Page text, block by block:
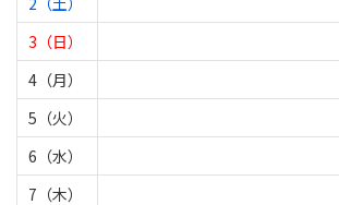
3（日）
4（月）
5（火）
6（水）
7（木）